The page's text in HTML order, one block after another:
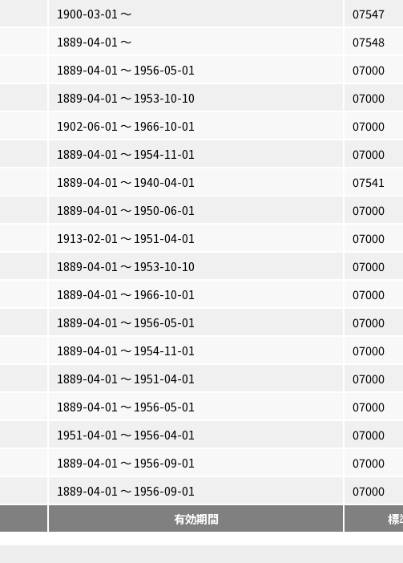
1900-03-01 〜 07547
1889-04-01 〜 07548
1889-04-01 〜 1956-05-01 07000
1889-04-01 〜 1953-10-10 07000
1902-06-01 〜 1966-10-01 07000
1889-04-01 〜 1954-11-01 07000
1889-04-01 〜 1940-04-01 07541
1889-04-01 〜 1950-06-01 07000
1913-02-01 〜 1951-04-01 07000
1889-04-01 〜 1953-10-10 07000
1889-04-01 〜 1966-10-01 07000
1889-04-01 〜 1956-05-01 07000
1889-04-01 〜 1954-11-01 07000
1889-04-01 〜 1951-04-01 07000
1889-04-01 〜 1956-05-01 07000
1951-04-01 〜 1956-04-01 07000
1889-04-01 〜 1956-09-01 07000
1889-04-01 〜 1956-09-01 07000
有効期間 標